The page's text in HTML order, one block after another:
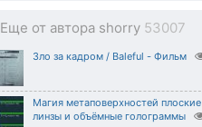
Еще от автора shorry 53007
Зло за кадром / Baleful - Фильм
Магия метаповерхностей плоские
линзы и объёмные голограммы